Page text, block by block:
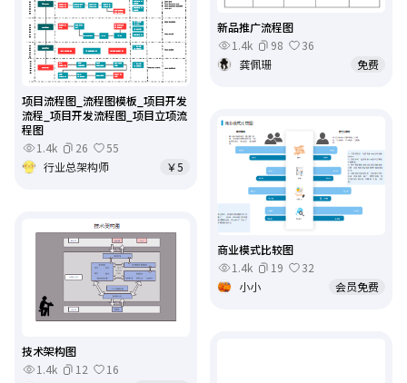
项目流程图_流程图模板_项目开发
流程_项目开发流程图_项目立项流
程图
1.4k
26
55
行业总架构师
￥5
新品推广流程图
1.4k
98
36
龚佩珊
免费
商业模式比较图
1.4k
19
32
小小
会员免费
技术架构图
1.4k
12
16